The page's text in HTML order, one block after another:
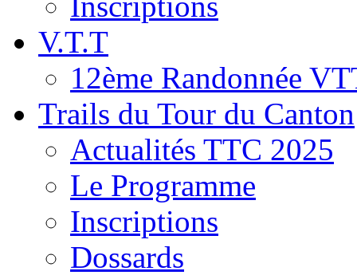
V.T.T
12ème Randonnée
Trails du Tour du Canton
Actualités TTC 2025
Le Programme
Inscriptions
Dossards